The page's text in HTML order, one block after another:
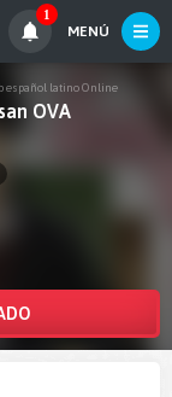
1
MENÚ
español latino Online
OVA